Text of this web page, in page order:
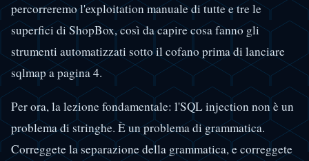
percorreremo l'exploitation manuale di tutte e tre le
superfici di ShopBox, così da capire cosa fanno gli
strumenti automatizzati sotto il cofano prima di lanciare
sqlmap a pagina 4.
Per ora, la lezione fondamentale: l'SQL injection non è un
problema di stringhe. È un problema di grammatica.
Correggete la separazione della grammatica, e correggete